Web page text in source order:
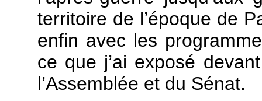
territoire de l’époque de
enfin avec les
ce que j’ai exposé
l’Assemblée et du Sénat.